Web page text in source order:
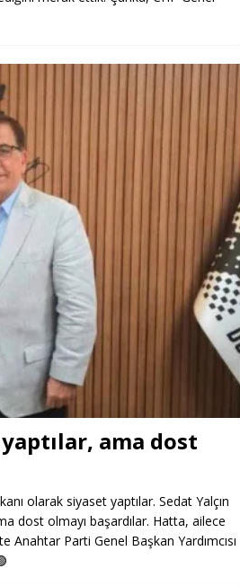
ama dost
olarak siyaset yaptılar. Sedat Yalçın
dost olmayı başardılar. Hatta, ailece
Parti Genel Başkan Yardımcısı